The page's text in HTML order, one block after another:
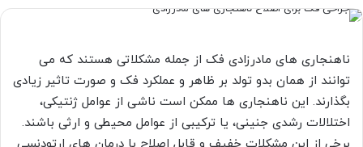
ناهنجاری های مادرزادی فک از جمله مشکلاتی هستند که می
توانند از همان بدو تولد بر ظاهر و عملکرد فک و صورت تاثیر زیادی
بگذارند. این ناهنجاری ها ممکن است ناشی از عوامل ژنتیکی،
اختلالات رشدی جنینی، یا ترکیبی از عوامل محیطی و ارثی باشند.